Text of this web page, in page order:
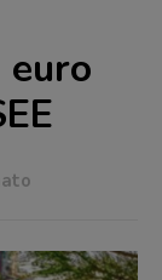
euro